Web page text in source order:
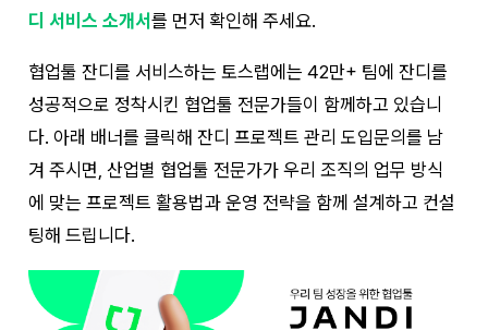
디 서비스 소개서를 먼저 확인해 주세요.
협업툴 잔디를 서비스하는 토스랩에는 42만+ 팀에 잔디를
성공적으로 정착시킨 협업툴 전문가들이 함께하고 있습니
다. 아래 배너를 클릭해 잔디 프로젝트 관리 도입문의를 남
겨 주시면, 산업별 협업툴 전문가가 우리 조직의 업무 방식
에 맞는 프로젝트 활용법과 운영 전략을 함께 설계하고 컨설
팅해 드립니다.